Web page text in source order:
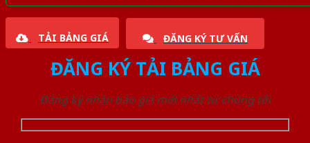
TẢI BẢNG GIÁ ĐĂNG KÝ TƯ VẤN
ĐĂNG KÝ TẢI BẢNG GIÁ
Đăng ký nhận báo giá mới nhất từ chúng tôi